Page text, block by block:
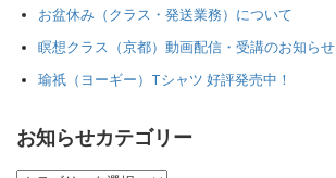
お盆休み（クラス・発送業務）について
瞑想クラス（京都）動画配信・受講のお知らせ
瑜祇（ヨーギー）Tシャツ 好評発売中！
お知らせカテゴリー